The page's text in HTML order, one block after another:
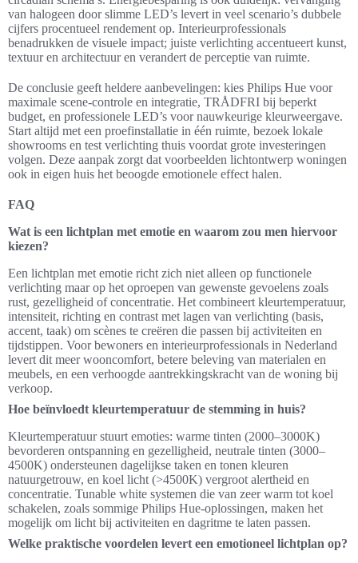
van halogeen door slimme LED’s levert in veel scenario’s dubbele
cijfers procentueel rendement op. Interieurprofessionals
benadrukken de visuele impact; juiste verlichting accentueert kunst,
textuur en architectuur en verandert de perceptie van ruimte.
De conclusie geeft heldere aanbevelingen: kies Philips Hue voor
maximale scene-controle en integratie, TRÅDFRI bij beperkt
budget, en professionele LED’s voor nauwkeurige kleurweergave.
Start altijd met een proefinstallatie in één ruimte, bezoek lokale
showrooms en test verlichting thuis voordat grote investeringen
volgen. Deze aanpak zorgt dat voorbeelden lichtontwerp woningen
ook in eigen huis het beoogde emotionele effect halen.
FAQ
Wat is een lichtplan met emotie en waarom zou men hiervoor
kiezen?
Een lichtplan met emotie richt zich niet alleen op functionele
verlichting maar op het oproepen van gewenste gevoelens zoals
rust, gezelligheid of concentratie. Het combineert kleurtemperatuur,
intensiteit, richting en contrast met lagen van verlichting (basis,
accent, taak) om scènes te creëren die passen bij activiteiten en
tijdstippen. Voor bewoners en interieurprofessionals in Nederland
levert dit meer wooncomfort, betere beleving van materialen en
meubels, en een verhoogde aantrekkingskracht van de woning bij
verkoop.
Hoe beïnvloedt kleurtemperatuur de stemming in huis?
Kleurtemperatuur stuurt emoties: warme tinten (2000–3000K)
bevorderen ontspanning en gezelligheid, neutrale tinten (3000–
4500K) ondersteunen dagelijkse taken en tonen kleuren
natuurgetrouw, en koel licht (>4500K) vergroot alertheid en
concentratie. Tunable white systemen die van zeer warm tot koel
schakelen, zoals sommige Philips Hue-oplossingen, maken het
mogelijk om licht bij activiteiten en dagritme te laten passen.
Welke praktische voordelen levert een emotioneel lichtplan op?